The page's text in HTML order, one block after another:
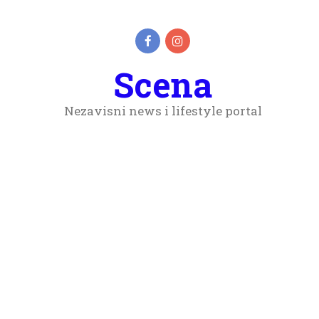
Scena
Nezavisni news i lifestyle portal